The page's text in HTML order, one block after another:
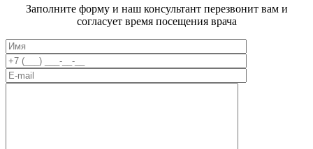
Заполните форму и наш консультант перезвонит вам и
согласует время посещения врача